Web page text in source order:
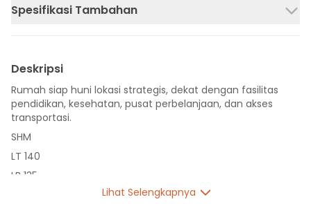
Spesifikasi Tambahan
Deskripsi
Rumah siap huni lokasi strategis, dekat dengan fasilitas
pendidikan, kesehatan, pusat perbelanjaan, dan akses
transportasi.
SHM
LT 140
LB 135
Lihat Selengkapnya